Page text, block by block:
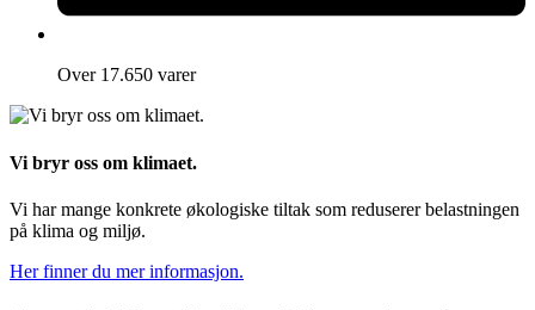
Over 17.650 varer
Vi bryr oss om klimaet.
Vi har mange konkrete økologiske tiltak som reduserer belastningen
på klima og miljø.
Her finner du mer informasjon.